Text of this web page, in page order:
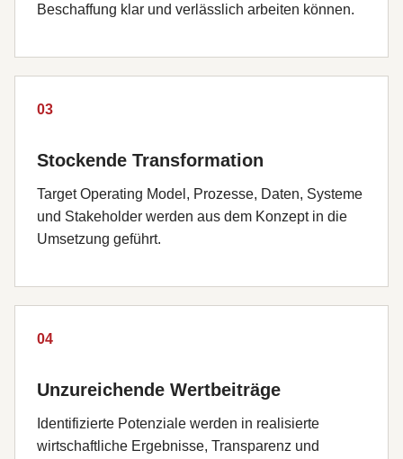
Beschaffung klar und verlässlich arbeiten können.
03
Stockende Transformation
Target Operating Model, Prozesse, Daten, Systeme
und Stakeholder werden aus dem Konzept in die
Umsetzung geführt.
04
Unzureichende Wertbeiträge
Identifizierte Potenziale werden in realisierte
wirtschaftliche Ergebnisse, Transparenz und